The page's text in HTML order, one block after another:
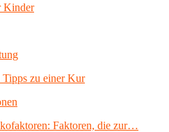
zu einer Kur
Faktoren, die zur…